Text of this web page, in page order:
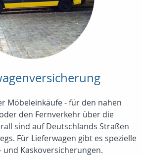
Möbeleinkäufe - für den nahen
den Fernverkehr über die
sind auf Deutschlands Straßen
Für Lieferwagen gibt es spezielle
und Kaskoversicherungen.